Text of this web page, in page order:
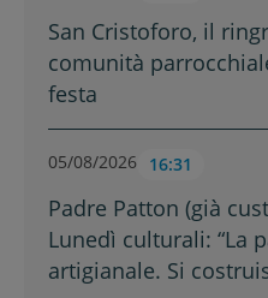
San Cristoforo, il
comunità
festa
05/08/2026 16:31
Padre Patton (già
Lunedì culturali: “La
artigianale. Si